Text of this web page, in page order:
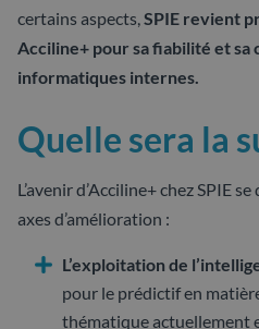
certains aspects, SPIE revient
Acciline+ pour sa fiabilité et sa
informatiques internes.
Quelle sera la
L’avenir d’Acciline+ chez SPIE
axes d’amélioration :
L’exploitation de
pour le prédictif en
thématique actuellement